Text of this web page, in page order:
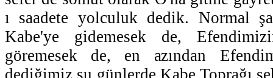
ı saadete yolculuk dedik. Normal
Kabe'ye gidemesek de,
göremesek de, en azından
dediğimiz şu günlerde Kabe Toprağı